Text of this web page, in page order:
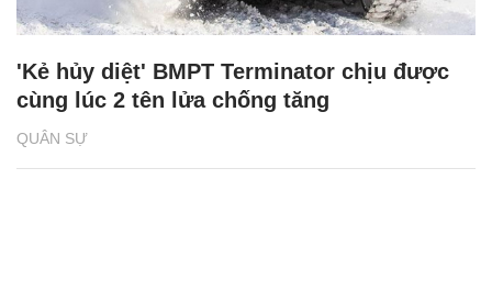
QUÂN SỰ
'Kẻ hủy diệt' BMPT Terminator chịu được
cùng lúc 2 tên lửa chống tăng